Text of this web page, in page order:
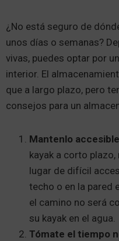
¿No está seguro de
unos días o semanas?
vivas, puedes optar por
interior. El
que a largo plazo, pero
consejos para un
Mantenlo
kayak a corto
lugar de difícil
techo o en la pared
el camino no será
su kayak en el agua.
Tómate el tiempo